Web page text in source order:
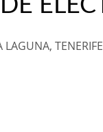
TENERIFE